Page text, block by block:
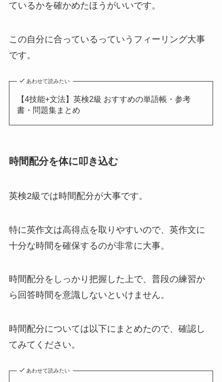
ているかを確かめたほうがいいです。
この自分に合っているっていうフィーリング大事
です。
あわせて読みたい
【4技能+文法】英検2級 おすすめの単語帳・参考
書・問題集まとめ
時間配分を体に叩き込む
英検2級では時間配分が大事です。
特に英作文は高得点を取りやすいので、英作文に
十分な時間を確保するのが非常に大事。
時間配分をしっかり把握した上で、普段の練習か
ら回答時間を意識しないといけません。
時間配分については以下にまとめたので、確認し
てみてください。
あわせて読みたい